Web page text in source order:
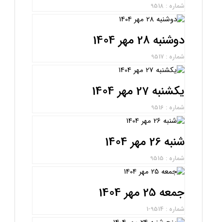
شماره : 9518
دوشنبه 28 مهر 1404
شماره : 9517
یکشنبه 27 مهر 1404
شماره : 9516
شنبه 26 مهر 1404
شماره : 9515
جمعه 25 مهر 1404
شماره : 9514-1